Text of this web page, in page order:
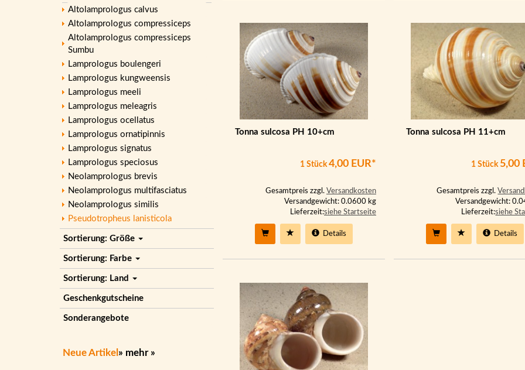
Altolamprologus calvus
Altolamprologus compressiceps
Altolamprologus compressiceps
Sumbu
Lamprologus boulengeri
Lamprologus kungweensis
Lamprologus meeli
Lamprologus meleagris
Lamprologus ocellatus
Lamprologus ornatipinnis
Lamprologus signatus
Lamprologus speciosus
Neolamprologus brevis
Neolamprologus multifasciatus
Neolamprologus similis
Pseudotropheus lanisticola
Sortierung: Größe
Sortierung: Farbe
Sortierung: Land
Geschenkgutscheine
Sonderangebote
Neue Artikel » mehr »
Tonna sulcosa PH 10+cm
1 Stück4,00 EUR*
Gesamtpreis zzgl. Versandkosten
Versandgewicht: 0.0600 kg
Lieferzeit:siehe Startseite
Details
Tonna sulcosa PH 11+cm
1 Stück 5,00
Gesamtpreis zzgl.
Versandgewicht:
Lieferzeit:siehe
Details